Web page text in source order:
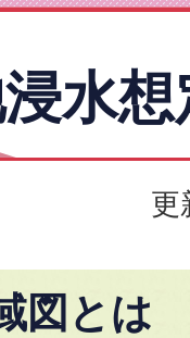
水
更
図とは